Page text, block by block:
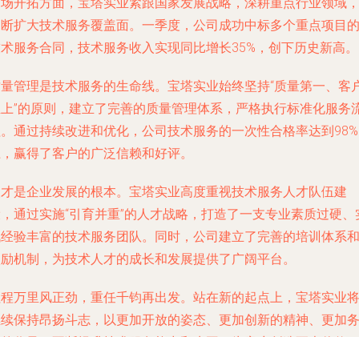
扩大技术服务覆盖面。一季度，公司成功中标多个重点项目的
服务合同，技术服务收入实现同比增长35%，创下历史新高。
管理是技术服务的生命线。宝塔实业始终坚持“质量第一、客
”的原则，建立了完善的质量管理体系，严格执行标准化服务
通过持续改进和优化，公司技术服务的一次性合格率达到
赢得了客户的广泛信赖和好评。
是企业发展的根本。宝塔实业高度重视技术服务人才队伍建
通过实施“引育并重”的人才战略，打造了一支专业素质过硬、
验丰富的技术服务团队。同时，公司建立了完善的培训体系和
机制，为技术人才的成长和发展提供了广阔平台。
万里风正劲，重任千钧再出发。站在新的起点上，宝塔实业将
保持昂扬斗志，以更加开放的姿态、更加创新的精神、更加务